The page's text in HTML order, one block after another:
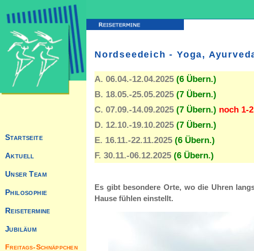
Nordseedeich - Yoga,
A. 06.04.-12.04.2025 (6 Übern.)
B. 18.05.-25.05.2025 (7 Übern.)
C. 07.09.-14.09.2025 (7 Übern.) noch 1-
D. 12.10.-19.10.2025 (7 Übern.)
E. 16.11.-22.11.2025 (6 Übern.)
F. 30.11.-06.12.2025 (6 Übern.)
Es gibt besondere Orte, wo die Uhren
Hause fühlen einstellt.